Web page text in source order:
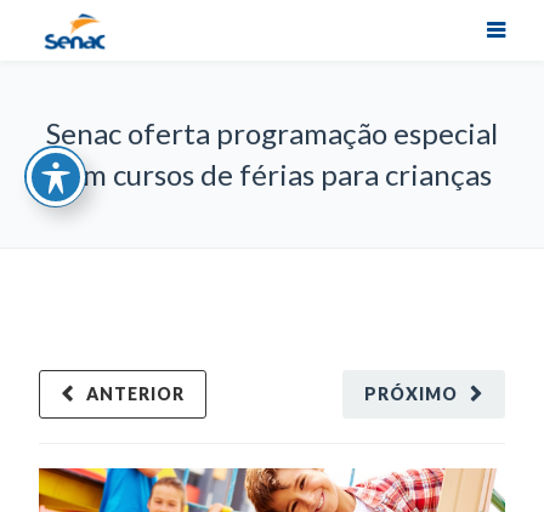
Senac oferta programação especial
com cursos de férias para crianças
PRÓXIMO
ANTERIOR